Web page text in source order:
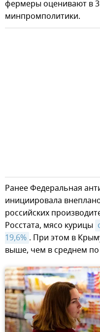
фермеры оценивают в
минпромполитики.
Ранее Федеральная
инициировала
российских
Росстата, мясо курицы
19,6% . При этом в
выше, чем в среднем по